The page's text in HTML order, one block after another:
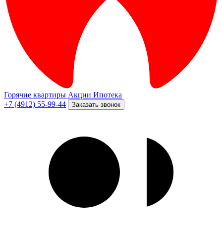
Горячие квартиры Акции Ипотека
+7 (4912) 55-99-44
Заказать звонок